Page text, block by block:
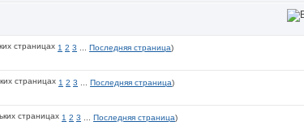
1 2 3 Последняя страница)
1 2 3 Последняя страница)
1 2 3 Последняя страница)